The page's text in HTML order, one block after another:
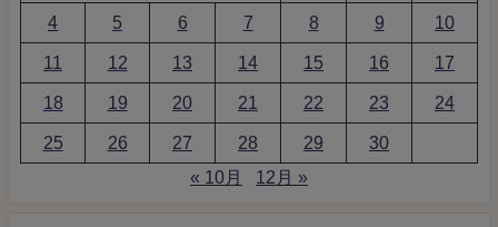
4 5 6 7 8 9 10
11 12 13 14 15 16 17
18 19 20 21 22 23 24
25 26 27 28 29
30
« 10月
12月 »